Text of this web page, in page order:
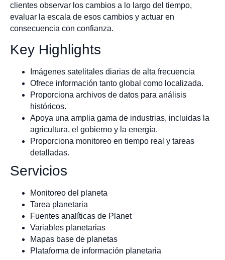
clientes observar los cambios a lo largo del tiempo,
evaluar la escala de esos cambios y actuar en
consecuencia con confianza.
Key Highlights
Imágenes satelitales diarias de alta frecuencia
Ofrece información tanto global como localizada.
Proporciona archivos de datos para análisis
históricos.
Apoya una amplia gama de industrias, incluidas la
agricultura, el gobierno y la energía.
Proporciona monitoreo en tiempo real y tareas
detalladas.
Servicios
Monitoreo del planeta
Tarea planetaria
Fuentes analíticas de Planet
Variables planetarias
Mapas base de planetas
Plataforma de información planetaria